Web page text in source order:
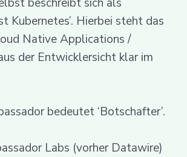
Kubernetes’. Hierbei steht das
Native Applications /
der Entwicklersicht klar im
bedeutet ‘Botschafter’.
Labs (vorher Datawire)